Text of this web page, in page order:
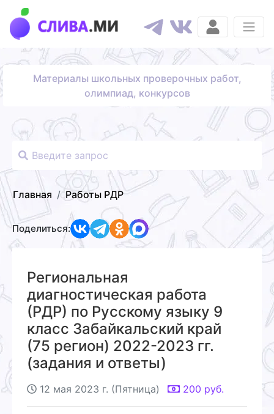
Материалы школьных проверочных работ,
олимпиад, конкурсов
Главная Работы РДР
Поделиться:
Региональная
диагностическая работа
(РДР) по Русскому языку 9
класс Забайкальский край
(75 регион) 2022-2023 гг.
(задания и ответы)
12 мая 2023 г. (Пятница) 200 руб.